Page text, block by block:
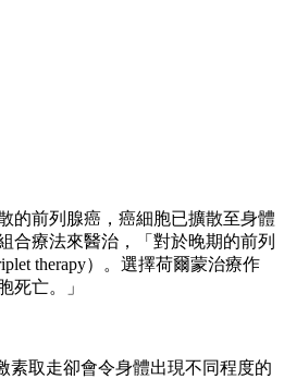
的前列腺癌，癌細胞已擴散至身體
合療法來醫治，「對於晚期的前列
therapy）。選擇荷爾蒙治療作
死亡。」
素取走卻會令身體出現不同程度的